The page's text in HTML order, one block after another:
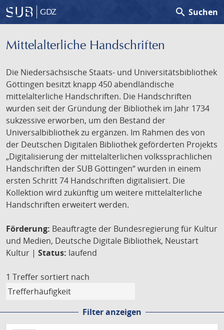
GDZ search Suchen
Mittelalterliche Handschriften
Die Niedersächsische Staats- und Universitätsbibliothek
Göttingen besitzt knapp 450 abendländische
mittelalterliche Handschriften. Die Handschriften
wurden seit der Gründung der Bibliothek im Jahr 1734
sukzessive erworben, um den Bestand der
Universalbibliothek zu ergänzen. Im Rahmen des von
der Deutschen Digitalen Bibliothek geförderten Projekts
„Digitalisierung der mittelalterlichen volkssprachlichen
Handschriften der SUB Göttingen“ wurden in einem
ersten Schritt 74 Handschriften digitalisiert. Die
Kollektion wird zukünftig um weitere mittelalterliche
Handschriften erweitert werden.
Förderung: Beauftragte der Bundesregierung für Kultur
und Medien, Deutsche Digitale Bibliothek, Neustart
Kultur | Status: laufend
1 Treffer sortiert nach
Filter anzeigen